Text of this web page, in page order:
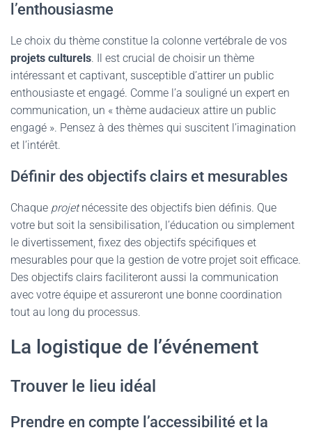
l’enthousiasme
Le choix du thème constitue la colonne vertébrale de vos
projets culturels. Il est crucial de choisir un thème
intéressant et captivant, susceptible d’attirer un public
enthousiaste et engagé. Comme l’a souligné un expert en
communication, un « thème audacieux attire un public
engagé ». Pensez à des thèmes qui suscitent l’imagination
et l’intérêt.
Définir des objectifs clairs et mesurables
Chaque projetnécessite des objectifs bien définis. Que
votre but soit la sensibilisation, l’éducation ou simplement
le divertissement, fixez des objectifs spécifiques et
mesurables pour que la gestion de votre projet soit efficace.
Des objectifs clairs faciliteront aussi la communication
avec votre équipe et assureront une bonne coordination
tout au long du processus.
La logistique de l’événement
Trouver le lieu idéal
Prendre en compte l’accessibilité et la